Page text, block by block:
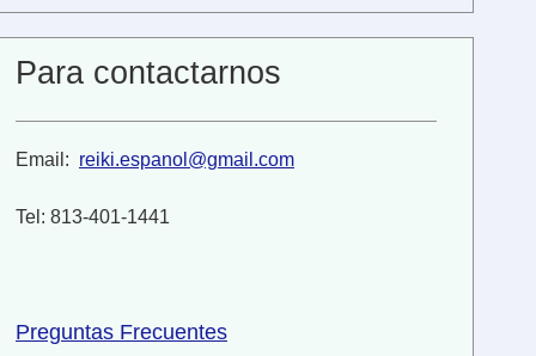
Para contactarnos
Email: reiki.espanol@gmail.com
Tel: 813-401-1441
Preguntas Frecuentes